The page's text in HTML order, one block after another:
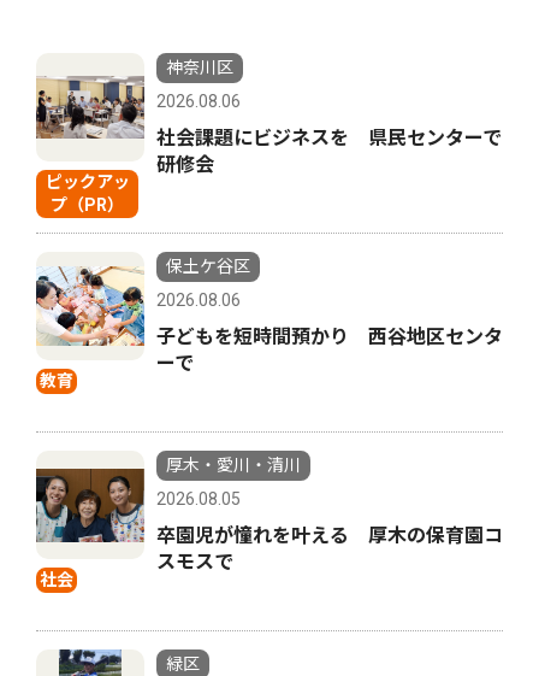
ピックアッ
プ（PR）
神奈川区
2026.08.06
社会課題にビジネスを 県民センターで
研修会
教育
保土ケ谷区
2026.08.06
子どもを短時間預かり 西谷地区センタ
ーで
社会
厚木・愛川・清川
2026.08.05
卒園児が憧れを叶える 厚木の保育園コ
スモスで
緑区